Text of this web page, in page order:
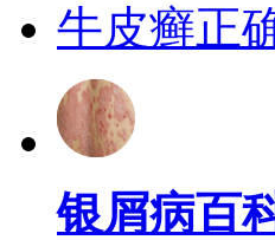
牛皮癣正
银屑病百